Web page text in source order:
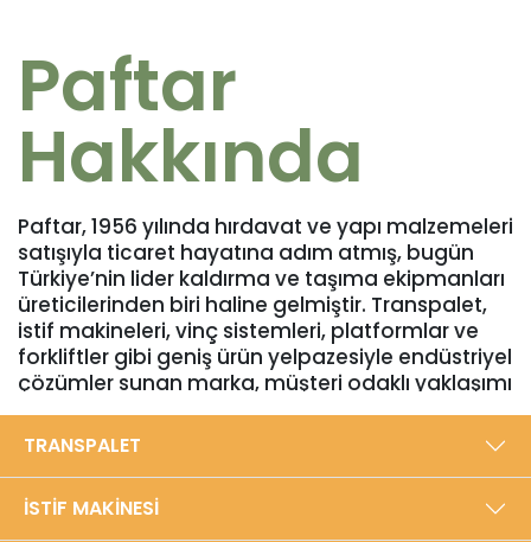
Paftar
Hakkında
Paftar, 1956 yılında hırdavat ve yapı malzemeleri
satışıyla ticaret hayatına adım atmış, bugün
Türkiye’nin lider kaldırma ve taşıma ekipmanları
üreticilerinden biri haline gelmiştir. Transpalet,
istif makineleri, vinç sistemleri, platformlar ve
forkliftler gibi geniş ürün yelpazesiyle endüstriyel
çözümler sunan marka, müşteri odaklı yaklaşımı
ve yüksek kalite standartlarıyla sektörde
güvenilir bir konuma sahiptir. Bursa’daki 5000
m²’lik modern üretim tesisinde, yıllık 40.000
adede ulaşan üretim kapasitesiyle Türkiye’den
dünyaya ihracat gerçekleştirmektedir.​
TRANSPALET
İSTİF MAKİNESİ